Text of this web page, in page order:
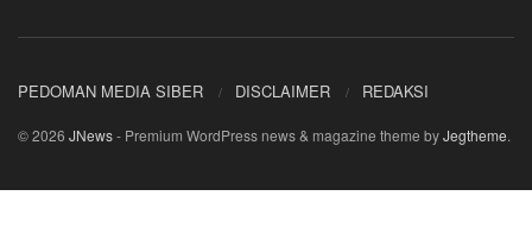
PEDOMAN MEDIA SIBER DISCLAIMER REDAKSI
© 2026 JNews- Premium WordPress news & magazine theme byJegtheme.